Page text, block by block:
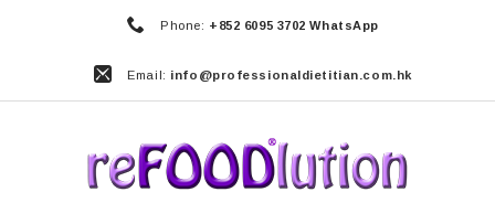
Phone: +852 6095 3702 WhatsApp
Email: info@professionaldietitian.com.hk